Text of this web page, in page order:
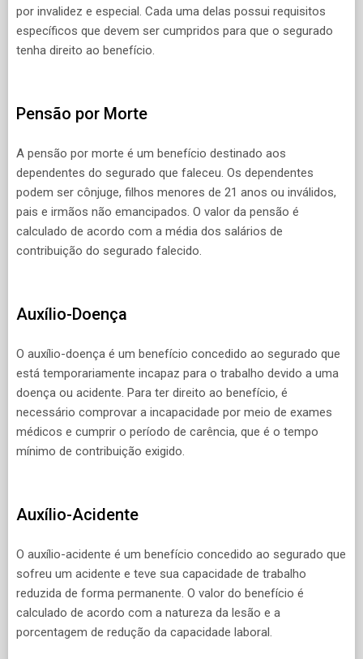
por invalidez e especial. Cada uma delas possui requisitos
específicos que devem ser cumpridos para que o segurado
tenha direito ao benefício.
Pensão por Morte
A pensão por morte é um benefício destinado aos
dependentes do segurado que faleceu. Os dependentes
podem ser cônjuge, filhos menores de 21 anos ou inválidos,
pais e irmãos não emancipados. O valor da pensão é
calculado de acordo com a média dos salários de
contribuição do segurado falecido.
Auxílio-Doença
O auxílio-doença é um benefício concedido ao segurado que
está temporariamente incapaz para o trabalho devido a uma
doença ou acidente. Para ter direito ao benefício, é
necessário comprovar a incapacidade por meio de exames
médicos e cumprir o período de carência, que é o tempo
mínimo de contribuição exigido.
Auxílio-Acidente
O auxílio-acidente é um benefício concedido ao segurado que
sofreu um acidente e teve sua capacidade de trabalho
reduzida de forma permanente. O valor do benefício é
calculado de acordo com a natureza da lesão e a
porcentagem de redução da capacidade laboral.